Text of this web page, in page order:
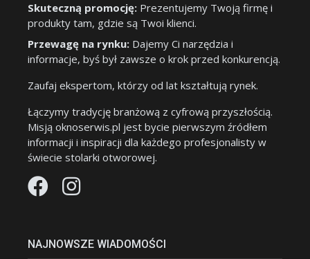
Skuteczną promocję: Prezentujemy Twoją firmę i
produkty tam, gdzie są Twoi klienci.
Przewagę na rynku: Dajemy Ci narzędzia i
informacje, byś był zawsze o krok przed konkurencją.
Zaufaj ekspertom, którzy od lat kształtują rynek.
Łączymy tradycję branżową z cyfrową przyszłością.
Misją oknoserwis.pl jest bycie pierwszym źródłem
informacji i inspiracji dla każdego profesjonalisty w
świecie stolarki otworowej.
NAJNOWSZE WIADOMOŚCI